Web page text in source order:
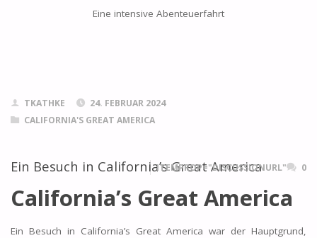
Eine intensive Abenteuerfahrt
TKATHKE
24. FEBRUAR 2024
CALIFORNIA'S GREAT AMERICA
Ein Besuch in California’s Great America
ITEMPROP="DISCUSSIONURL" 0
California’s Great America
Ein Besuch in California’s Great America war der Hauptgrund,